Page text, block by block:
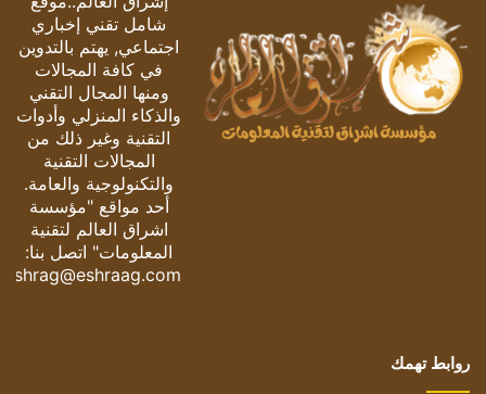
شامل تقني إخباري
اجتماعي, يهتم بالتدوين
في كافة المجالات
ومنها المجال التقني
والذكاء المنزلي وأدوات
التقنية وغير ذلك من
المجالات التقنية
والتكنولوجية والعامة.
أحد مواقع "مؤسسة
اشراق العالم لتقنية
المعلومات" اتصل بنا:
eshrag@eshraag.com
روابط تهمك